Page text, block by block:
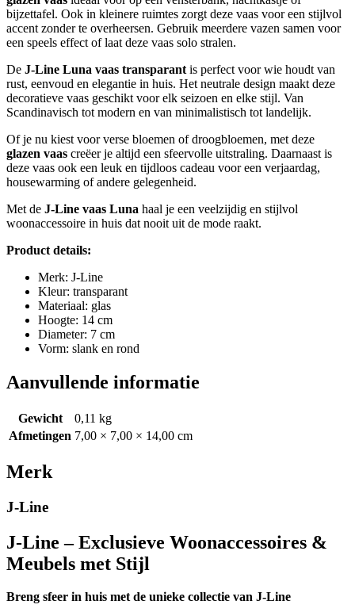
bijzettafel. Ook in kleinere ruimtes zorgt deze vaas voor een stijlvol
accent zonder te overheersen. Gebruik meerdere vazen samen voor
een speels effect of laat deze vaas solo stralen.
De J-Line Luna vaas transparant is perfect voor wie houdt van
rust, eenvoud en elegantie in huis. Het neutrale design maakt deze
decoratieve vaas geschikt voor elk seizoen en elke stijl. Van
Scandinavisch tot modern en van minimalistisch tot landelijk.
Of je nu kiest voor verse bloemen of droogbloemen, met deze
glazen vaas creëer je altijd een sfeervolle uitstraling. Daarnaast is
deze vaas ook een leuk en tijdloos cadeau voor een verjaardag,
housewarming of andere gelegenheid.
Met de J-Line vaas Luna haal je een veelzijdig en stijlvol
woonaccessoire in huis dat nooit uit de mode raakt.
Product details:
Merk: J-Line
Kleur: transparant
Materiaal: glas
Hoogte: 14 cm
Diameter: 7 cm
Vorm: slank en rond
Aanvullende informatie
Gewicht
0,11 kg
Afmetingen 7,00 × 7,00 × 14,00 cm
Merk
J-Line
J-Line – Exclusieve Woonaccessoires &
Meubels met Stijl
Breng sfeer in huis met de unieke collectie van J-Line